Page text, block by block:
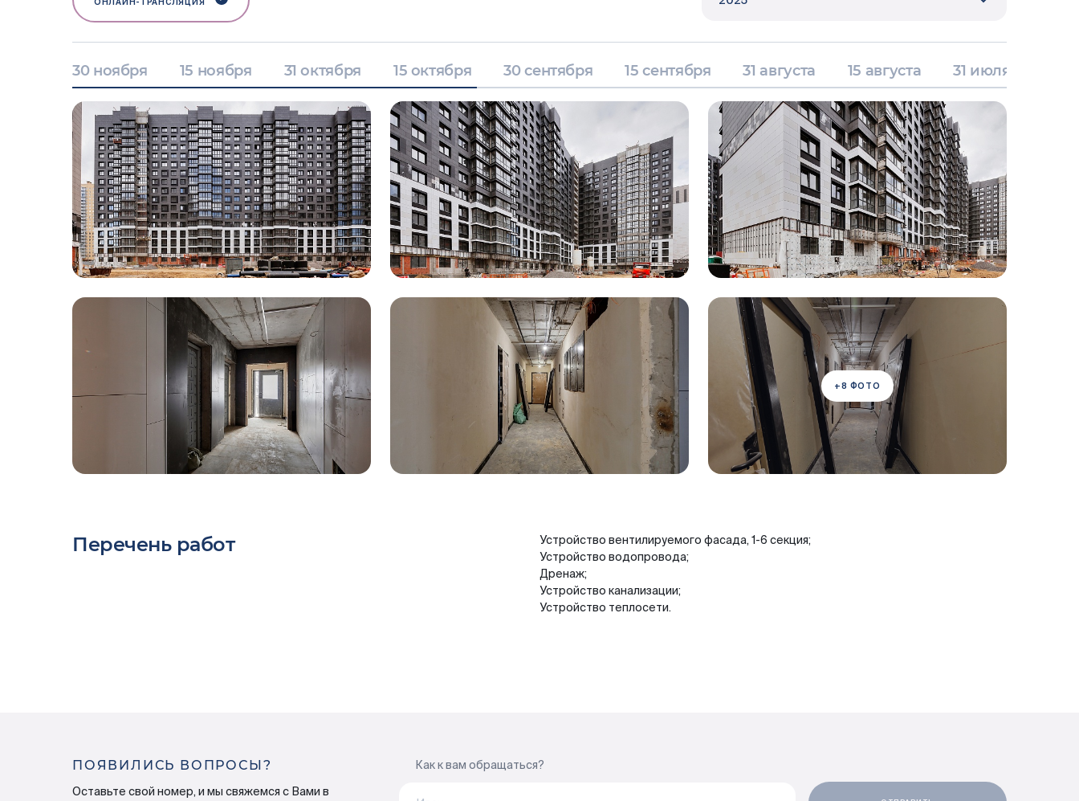
ОНЛАЙН-ТРАНСЛЯЦИЯ
30 ноября 15 ноября 31 октября 15 октября 30 сентября 15 сентября 31 августа 15 августа 31 июля
+8 ФОТО
Перечень работ
Устройство вентилируемого фасада, 1-6 секция;
Устройство водопровода;
Дренаж;
Устройство канализации;
Устройство теплосети.
ПОЯВИЛИСЬ ВОПРОСЫ?
Оставьте свой номер, и мы свяжемся с Вами в
Как к вам обращаться?